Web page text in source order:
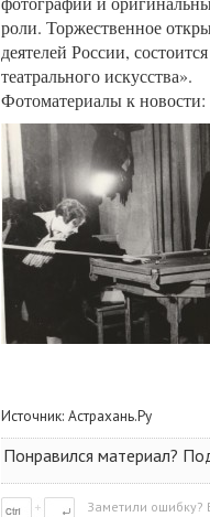
роли. Торжественное
деятелей России,
театрального искусства».
Фотоматериалы к новости:
Источник: Астрахань.Ру
Понравился материал?
Заметили ошибку?